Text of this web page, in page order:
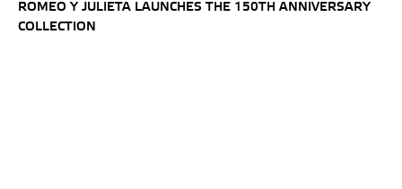
ROMEO Y JULIETA LAUNCHES THE 150TH ANNIVERSARY
COLLECTION